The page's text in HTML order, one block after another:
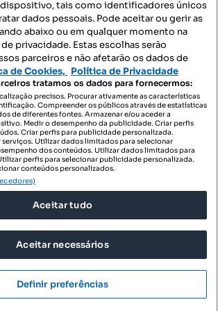
SIGA-NOS:
DESCARREGAR NA:
Imovirtual.com, OLX Portugal, S.A.
TERMOS DE UTILIZAÇÃO
POLÍTICA DE PRIVACIDADE
DE PRIVACIDADE
tais como identificadores únicos
dados pessoais. Pode aceitar ou gerir as
abaixo ou em qualquer momento na
privacidade. Estas escolhas serão
parceiros e não afetarão os dados de
de Cookies, Política de Privacidade
tratamos os dados para fornecermos:
precisos. Procurar ativamente as características
Compreender os públicos através de estatísticas
de diferentes fontes. Armazenar e/ou aceder a
Medir o desempenho da publicidade. Criar perfis
Criar perfis para publicidade personalizada.
serviços. Utilizar dados limitados para selecionar
dos conteúdos. Utilizar dados limitados para
perfis para selecionar publicidade personalizada.
conteúdos personalizados.
Aceitar tudo
Aceitar necessários
Definir preferências